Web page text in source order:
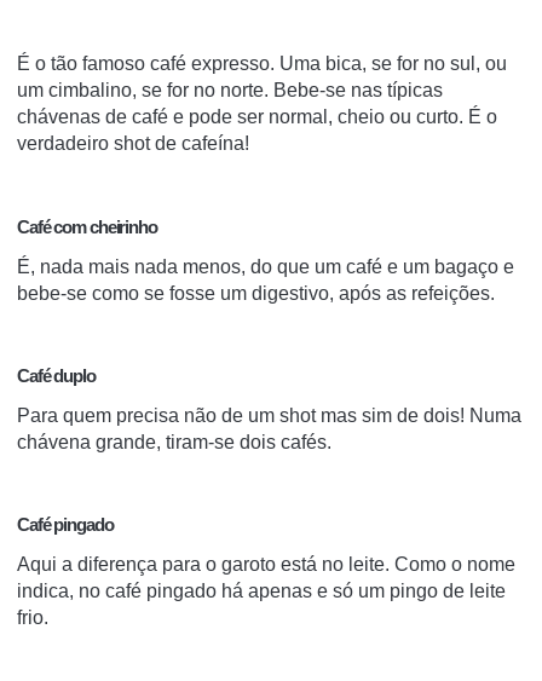
É o tão famoso café expresso. Uma bica, se for no sul, ou
um cimbalino, se for no norte. Bebe-se nas típicas
chávenas de café e pode ser normal, cheio ou curto. É o
verdadeiro shot de cafeína!
Café com cheirinho
É, nada mais nada menos, do que um café e um bagaço e
bebe-se como se fosse um digestivo, após as refeições.
Café duplo
Para quem precisa não de um shot mas sim de dois! Numa
chávena grande, tiram-se dois cafés.
Café pingado
Aqui a diferença para o garoto está no leite. Como o nome
indica, no café pingado há apenas e só um pingo de leite
frio.